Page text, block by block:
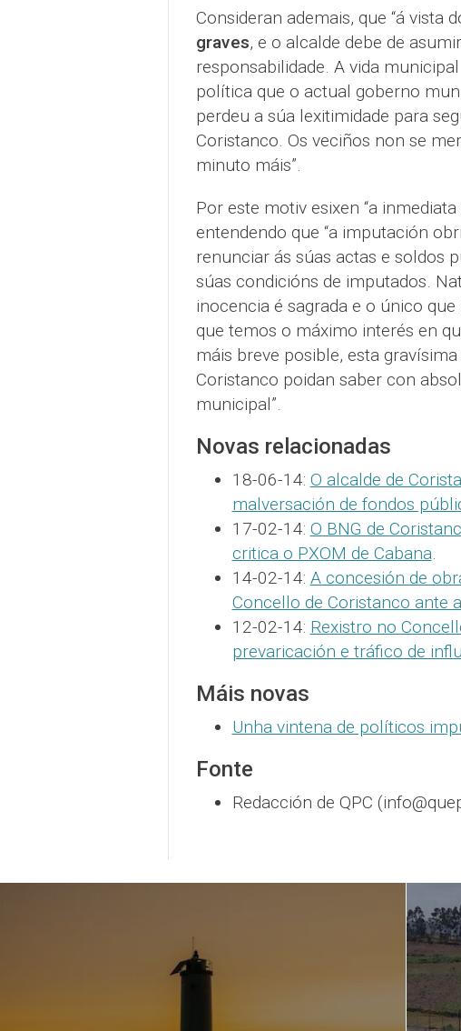
Consideran ademais, que “á vista
graves, e o alcalde debe de
responsabilidade. A vida
política que o actual goberno
perdeu a súa lexitimidade para
Coristanco. Os veciños non se
minuto máis”.
Por este motiv esixen “a
entendendo que “a imputación
renunciar ás súas actas e soldos
súas condicións de imputados.
inocencia é sagrada e o único
que temos o máximo interés en
máis breve posible, esta
Coristanco poidan saber con
municipal”.
Novas relacionadas
18-06-14: O alcalde de
malversación de fondos
17-02-14: O BNG de
critica o PXOM de Cabana.
14-02-14: A concesión de
Concello de Coristanco ante
12-02-14: Rexistro no
prevaricación e tráfico de
Máis novas
Unha vintena de políticos
Fonte
Redacción de QPC